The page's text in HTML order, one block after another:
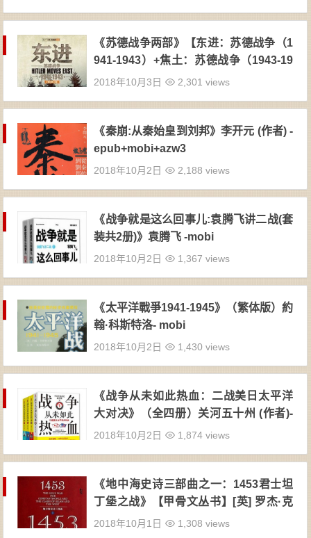
《苏德战争两部》【东进：苏德战争（1
941-1943）+焦土：苏德战争（1943-19
44）】保罗·卡雷尔 (Paul Carell) (作者),
2018年10月3日 2,301 views
《秦崩:从秦始皇到刘邦》李开元 (作者) -
epub+mobi+azw3
2018年10月2日 2,188 views
《战争就是这么回事儿:袁腾飞讲二战(套
装共2册)》袁腾飞 -mobi
2018年10月2日 1,367 views
《太平洋戰爭1941-1945》（繁体版）約
翰·科斯特洛- mobi
2018年10月2日 1,430 views
《战争从未如此热血：二战美日太平洋
大对决》（全四册）关河五十州 (作者)-
mobi
2018年10月2日 1,874 views
《地中海史诗三部曲之一：1453君士坦
丁堡之战》【甲骨文丛书】[英] 罗杰·克
劳利（Roger Crowley） 著；陆大鹏 译
2018年10月1日 1,308 views